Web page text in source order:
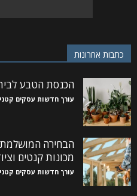
כתבות אחרונות
הכנסת הטבע
עורך חדשות עסקים
הבחירה
מכונות קנטים
עורך חדשות עסקים